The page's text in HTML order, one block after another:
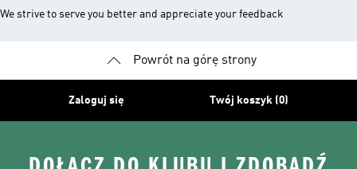
We strive to serve you better and appreciate your feedback
Powrót na górę strony
Zaloguj się Twój koszyk (0)